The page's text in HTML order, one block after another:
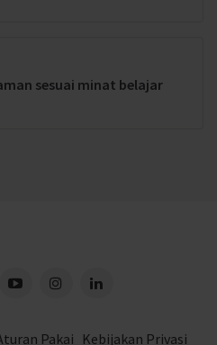
sesuai minat belajar
Pakai Kebijakan Privasi